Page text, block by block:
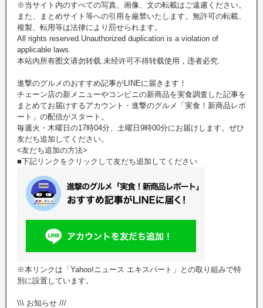
※当サイト内のすべての写真、画像、文の転載はご遠慮ください。
また、まとめサイト等への引用を厳禁いたします。無許可の転載、
複製、転用等は法律により罰せられます。
All rights reserved.Unauthorized duplication is a violation of
applicable laws.
本站內所有图文请勿转载.未经许可不得转载使用，违者必究.
進撃のグルメのおすすめ記事がLINEに届きます！
チェーン店の新メニューやコンビニの新商品を実食調査した記事を
まとめてお届けするアカウント・進撃のグルメ「実食！新商品レポ
ート」の配信がスタート。
毎週火・木曜日の17時04分、土曜日9時00分にお届けします。ぜひ
友だち追加してください。
<友だち追加の方法>
■下記リンクをクリックして友だち追加してください
※本リンクは「Yahoo!ニュース エキスパート」との取り組みで特
別に設置しています。
\\\ お知らせ ///